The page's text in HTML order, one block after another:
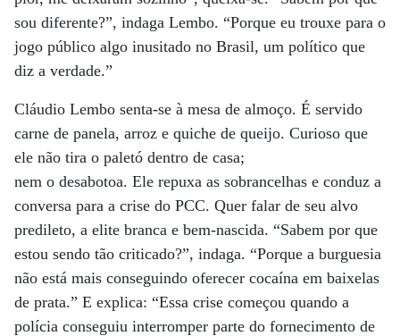
sou diferente?”, indaga Lembo. “Porque eu trouxe para o
jogo público algo inusitado no Brasil, um político que
diz a verdade.”
Cláudio Lembo senta-se à mesa de almoço. É servido
carne de panela, arroz e quiche de queijo. Curioso que
ele não tira o paletó dentro de casa;
nem o desabotoa. Ele repuxa as sobrancelhas e conduz a
conversa para a crise do PCC. Quer falar de seu alvo
predileto, a elite branca e bem-nascida. “Sabem por que
estou sendo tão criticado?”, indaga. “Porque a burguesia
não está mais conseguindo oferecer cocaína em baixelas
de prata.” E explica: “Essa crise começou quando a
polícia conseguiu interromper parte do fornecimento de